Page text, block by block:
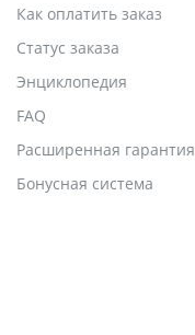
Как оплатить заказ
Статус заказа
Энциклопедия
FAQ
Расширенная гарантия
Бонусная система